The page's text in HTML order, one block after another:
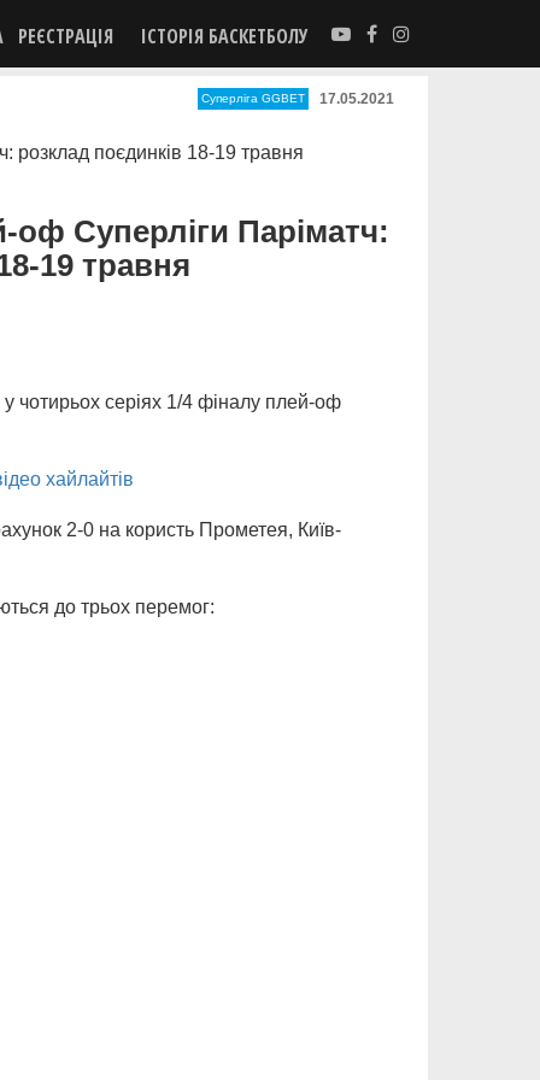
РЕЄСТРАЦІЯ ІСТОРІЯ БАСКЕТБОЛУ
Суперліга GGBET 17.05.2021
оф Суперліги Паріматч:
19 травня
у чотирьох серіях 1/4 фіналу плей-оф
хайлайтів
2-0 на користь Прометея, Київ-
до трьох перемог: